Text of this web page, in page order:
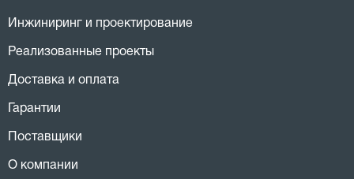
Инжиниринг и проектирование
Реализованные проекты
Доставка и оплата
Гарантии
Поставщики
О компании